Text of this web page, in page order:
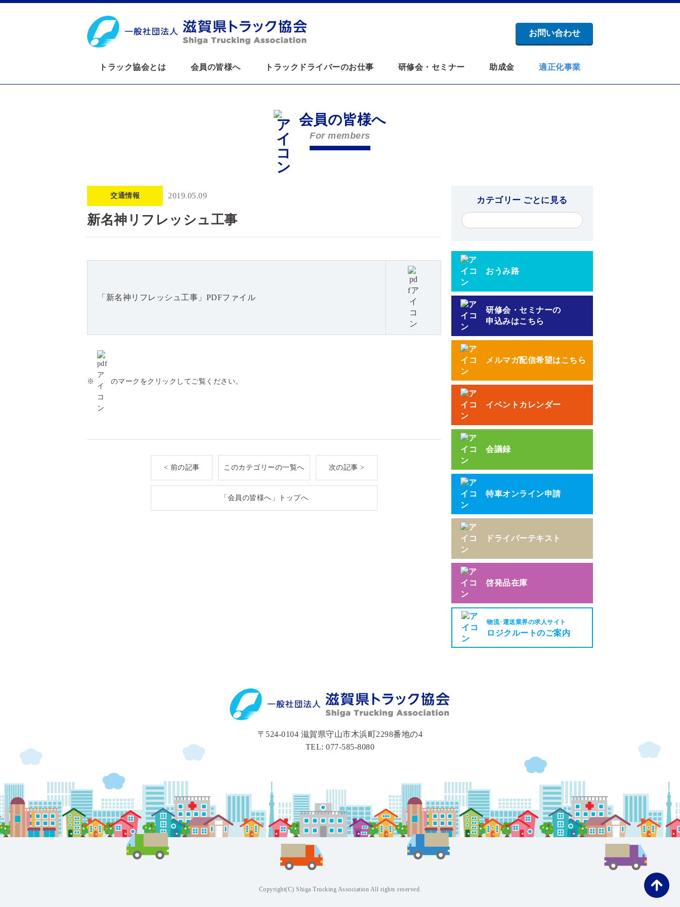
お問い合わせ
トラック協会とは 会員の皆様へ トラックドライバーのお仕事 研修会・セミナー 助成金 適正化事業
会員の皆様へ
For members
交通情報 2019.05.09
新名神リフレッシュ工事
「新名神リフレッシュ工事」PDFファイル
※ のマークをクリックしてご覧ください。
< 前の記事 このカテゴリーの一覧へ 次の記事 >
「会員の皆様へ」トップへ
カテゴリー ごとに見る
おうみ路
研修会・セミナーの
申込みはこちら
メルマガ配信希望はこちら
イベントカレンダー
会議録
特車オンライン申請
ドライバーテキスト
啓発品在庫
物流･運送業界の求人サイト
ロジクルートのご案内
〒524-0104 滋賀県守山市木浜町2298番地の4
TEL: 077-585-8080
Copyright(C) Shiga Trucking Association All rights reserved.